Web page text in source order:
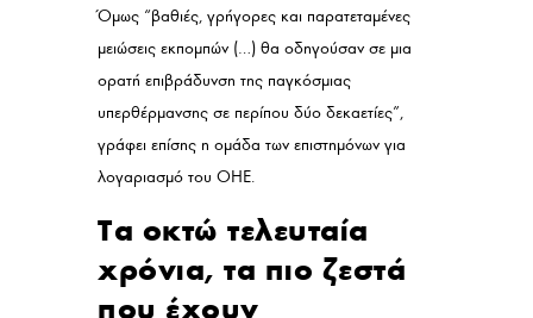
Όμως “βαθιές, γρήγορες και παρατεταμένες
μειώσεις εκπομπών (…) θα οδηγούσαν σε μια
ορατή επιβράδυνση της παγκόσμιας
υπερθέρμανσης σε περίπου δύο δεκαετίες”,
γράφει επίσης η ομάδα των επιστημόνων για
λογαριασμό του ΟΗΕ.
Τα οκτώ τελευταία
χρόνια, τα πιο ζεστά
που έχουν